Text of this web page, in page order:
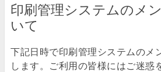
印刷管理システムのメ
いて
下記日時で印刷管理システムのメ
します。ご利用の皆様にはご迷惑